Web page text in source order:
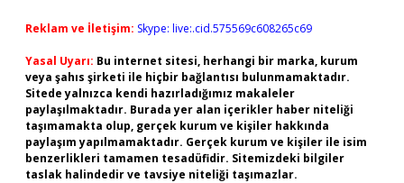
Reklam ve İletişim: Skype: live:.cid.575569c608265c69
Yasal Uyarı: Bu internet sitesi, herhangi bir marka, kurum
veya şahıs şirketi ile hiçbir bağlantısı bulunmamaktadır.
Sitede yalnızca kendi hazırladığımız makaleler
paylaşılmaktadır. Burada yer alan içerikler haber niteliği
taşımamakta olup, gerçek kurum ve kişiler hakkında
paylaşım yapılmamaktadır. Gerçek kurum ve kişiler ile isim
benzerlikleri tamamen tesadüfidir. Sitemizdeki bilgiler
taslak halindedir ve tavsiye niteliği taşımazlar.